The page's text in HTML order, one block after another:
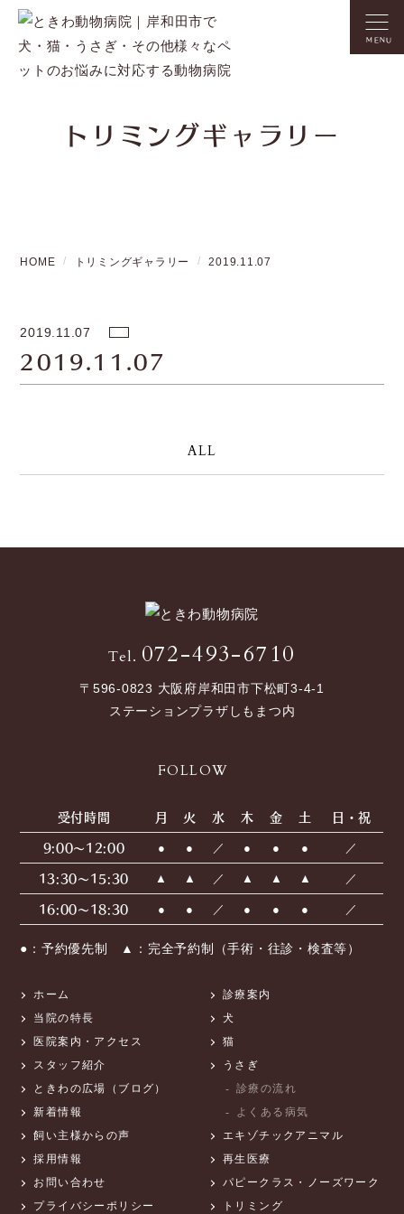
MENU
トリミングギャラリー
HOME トリミングギャラリー 2019.11.07
2019.11.07
2019.11.07
ALL
Tel. 072-493-6710
〒596-0823 大阪府岸和田市下松町3-4-1
ステーションプラザしもまつ内
FOLLOW
受付時間 月 火 水 木 金 土 日・祝
9:00〜12:00 ● ● ／ ● ● ● ／
13:30〜15:30 ▲ ▲ ／ ▲ ▲ ▲ ／
16:00〜18:30 ● ● ／ ● ● ● ／
●：予約優先制 ▲：完全予約制（手術・往診・検査等）
ホーム
当院の特長
医院案内・アクセス
スタッフ紹介
ときわの広場（ブログ）
新着情報
飼い主様からの声
採用情報
お問い合わせ
プライバシーポリシー
診療案内
犬
猫
うさぎ
診療の流れ
よくある病気
エキゾチックアニマル
再生医療
パピークラス・ノーズワーク
トリミング